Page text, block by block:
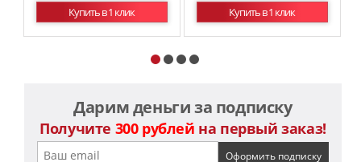
Купить в 1 клик
Купить в 1 клик
Дарим деньги за подписку
Получите 300 рублей на первый заказ!